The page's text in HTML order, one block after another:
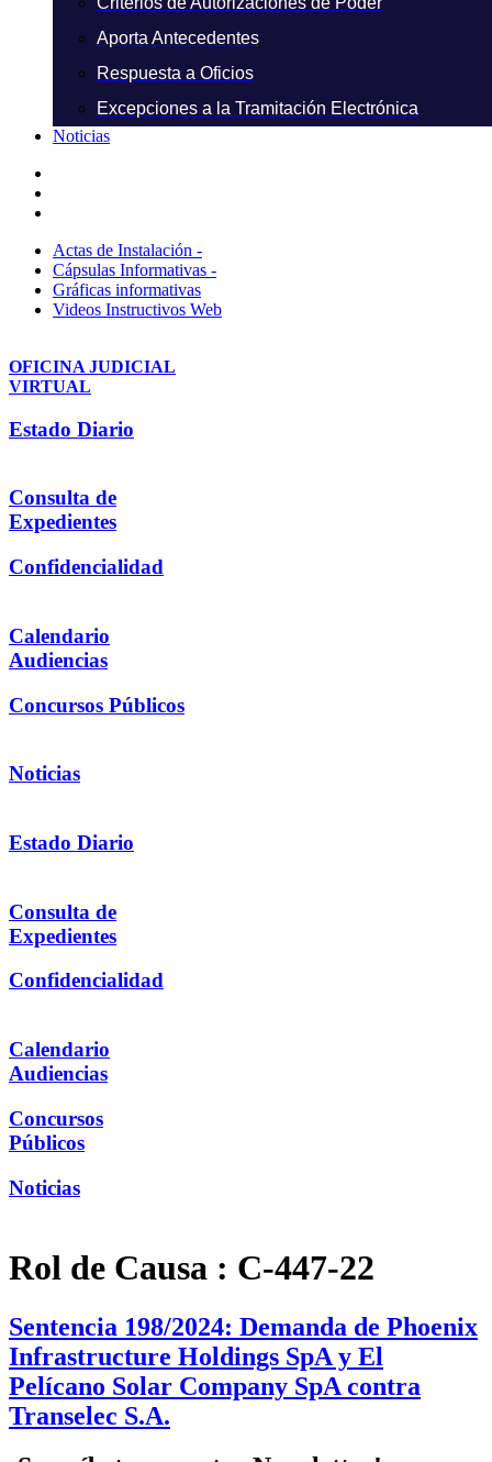
Aporta Antecedentes
Respuesta a Oficios
Excepciones a la Tramitación Electrónica
Noticias
Actas de Instalación -
Cápsulas Informativas -
Gráficas informativas
Videos Instructivos Web
OFICINA JUDICIAL
VIRTUAL
Estado Diario
Consulta de
Expedientes
Confidencialidad
Calendario
Audiencias
Concursos Públicos
Noticias
Estado Diario
Consulta de
Expedientes
Confidencialidad
Calendario
Audiencias
Concursos
Públicos
Noticias
Rol de Causa : C-447-22
Sentencia 198/2024: Demanda de Phoenix
Infrastructure Holdings SpA y El
Pelícano Solar Company SpA contra
Transelec S.A.